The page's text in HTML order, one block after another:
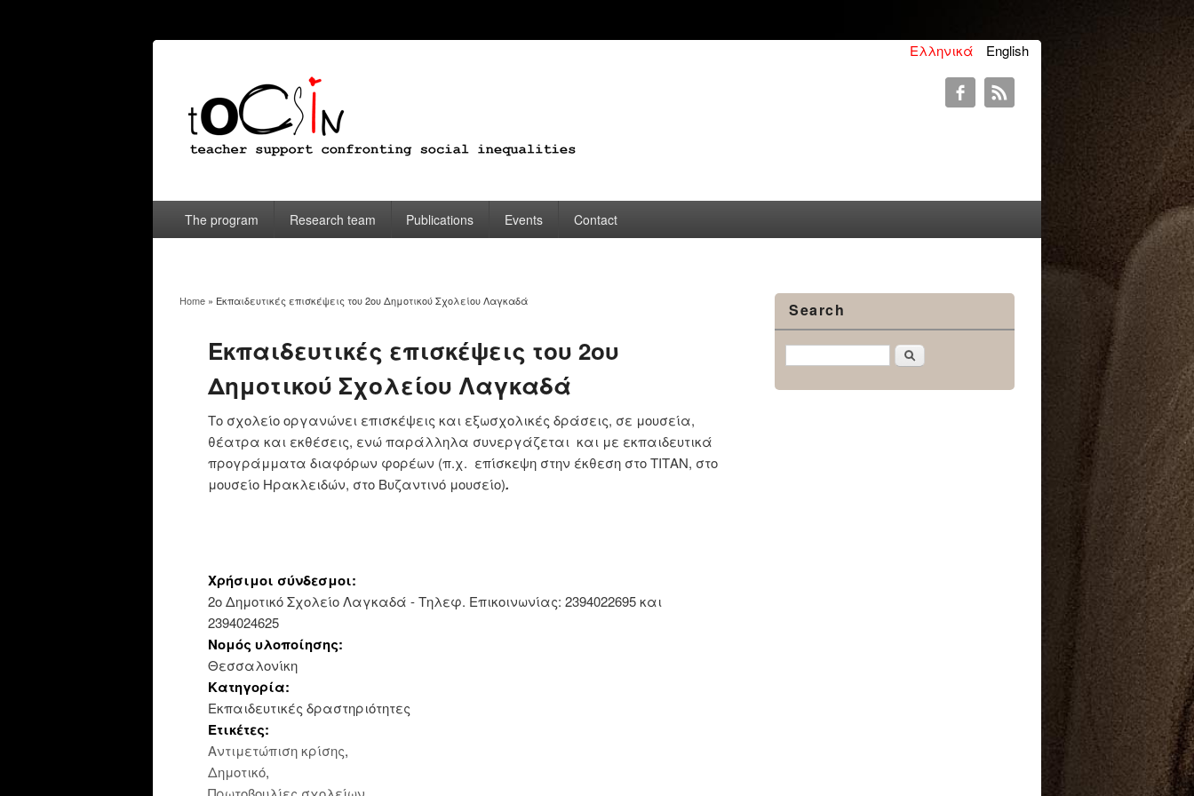
English
Ελληνικά
The program Research team Publications Events Contact
You are here
Home » Εκπαιδευτικές επισκέψεις του 2ου Δημοτικού Σχολείου Λαγκαδά
Εκπαιδευτικές επισκέψεις του 2ου
Δημοτικού Σχολείου Λαγκαδά
Το σχολείο οργανώνει επισκέψεις και εξωσχολικές δράσεις, σε μουσεία,
θέατρα και εκθέσεις, ενώ παράλληλα συνεργάζεται και με εκπαιδευτικά
προγράμματα διαφόρων φορέων (π.χ. επίσκεψη στην έκθεση στο ΤΙΤΑΝ, στο
μουσείο Ηρακλειδών, στο Βυζαντινό μουσείο).
Χρήσιμοι σύνδεσμοι:
2ο Δημοτικό Σχολείο Λαγκαδά - Τηλεφ. Επικοινωνίας: 2394022695 και
2394024625
Νομός υλοποίησης:
Θεσσαλονίκη
Κατηγορία:
Εκπαιδευτικές δραστηριότητες
Ετικέτες:
Αντιμετώπιση κρίσης,
Δημοτικό,
Search
Αναζήτηση